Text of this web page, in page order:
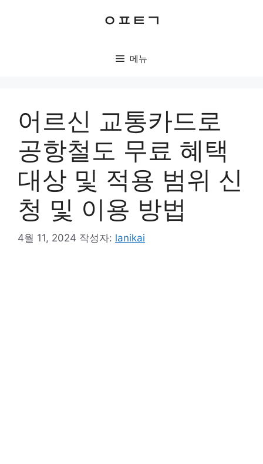
ㅇㅍㅌㄱ
메뉴
어르신 교통카드로
공항철도 무료 혜택
대상 및 적용 범위 신
청 및 이용 방법
4월 11, 2024 작성자: lanikai